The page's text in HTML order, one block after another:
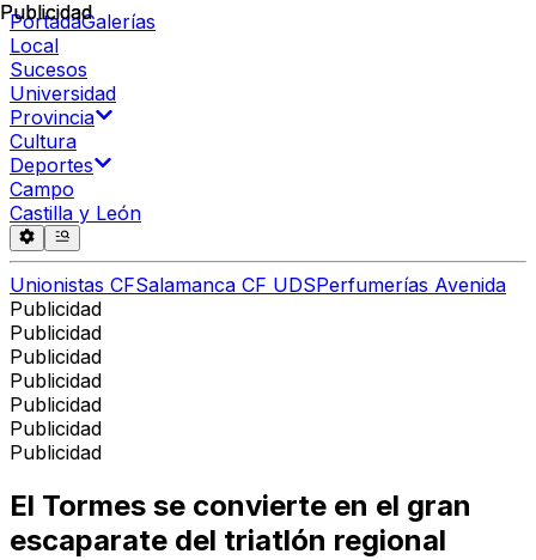
PortadaGalerías
Local
Sucesos
Universidad
Provincia
Cultura
Deportes
Campo
Castilla y León
Unionistas CFSalamanca CF UDSPerfumerías Avenida
Publicidad
Publicidad
Publicidad
Publicidad
Publicidad
Publicidad
Publicidad
Publicidad
El Tormes se convierte en el gran
escaparate del triatlón regional
Publicidad